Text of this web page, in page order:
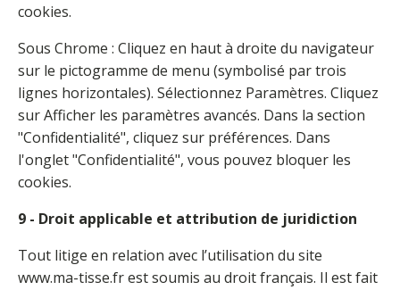
cookies.
Sous Chrome : Cliquez en haut à droite du navigateur
sur le pictogramme de menu (symbolisé par trois
lignes horizontales). Sélectionnez Paramètres. Cliquez
sur Afficher les paramètres avancés. Dans la section
"Confidentialité", cliquez sur préférences. Dans
l'onglet "Confidentialité", vous pouvez bloquer les
cookies.
9 - Droit applicable et attribution de juridiction
Tout litige en relation avec l’utilisation du site
www.ma-tisse.fr est soumis au droit français. Il est fait